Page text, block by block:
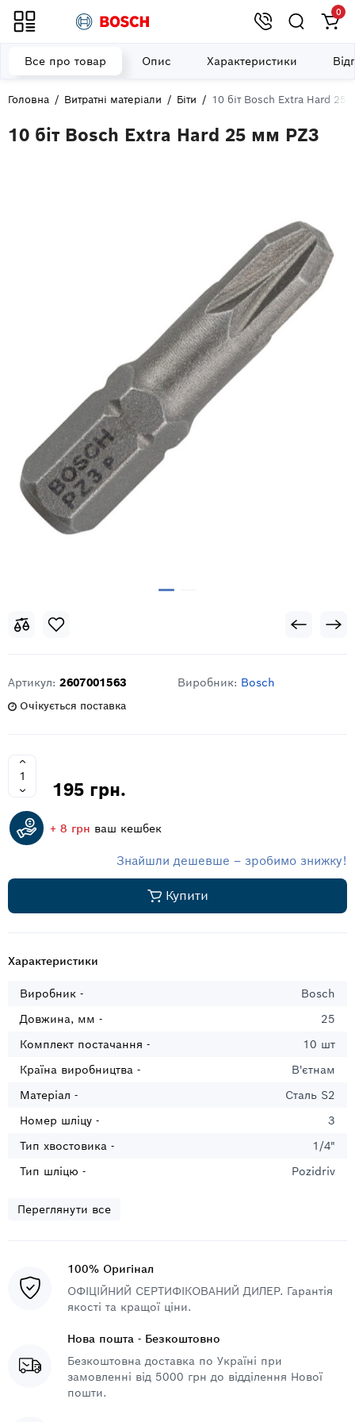
0
Головна Витратні матеріали Біти 10 біт Bosch Extra Hard 25
10 біт Bosch Extra Hard 25 мм PZ3
Все про товар Опис Характеристики
Артикул: 2607001563 Виробник: Bosch
Очікується поставка
195 грн.
+ 8 грн ваш кешбек
Знайшли дешевше – зробимо знижку!
Купити
Характеристики
Виробник -
Bosch
Довжина, мм -
25
Комплект постачання -
10 шт
Країна виробництва -
В'єтнам
Матеріал -
Сталь S2
Номер шліцу -
3
Тип хвостовика -
1/4"
Тип шліцю -
Pozidriv
Переглянути все
100% Оригінал
ОФІЦІЙНИЙ СЕРТИФІКОВАНИЙ ДИЛЕР. Гарантія
якості та кращої ціни.
Нова пошта - Безкоштовно
Безкоштовна доставка по Україні при
замовленні від 5000 грн до відділення Нової
пошти.